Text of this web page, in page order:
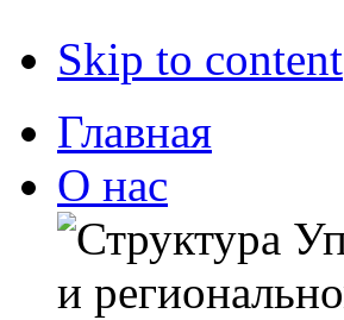
Skip to content
Главная
О нас